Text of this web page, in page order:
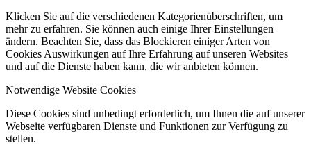
Klicken Sie auf die verschiedenen Kategorienüberschriften, um
mehr zu erfahren. Sie können auch einige Ihrer Einstellungen
ändern. Beachten Sie, dass das Blockieren einiger Arten von
Cookies Auswirkungen auf Ihre Erfahrung auf unseren Websites
und auf die Dienste haben kann, die wir anbieten können.
Notwendige Website Cookies
Diese Cookies sind unbedingt erforderlich, um Ihnen die auf unserer
Webseite verfügbaren Dienste und Funktionen zur Verfügung zu
stellen.